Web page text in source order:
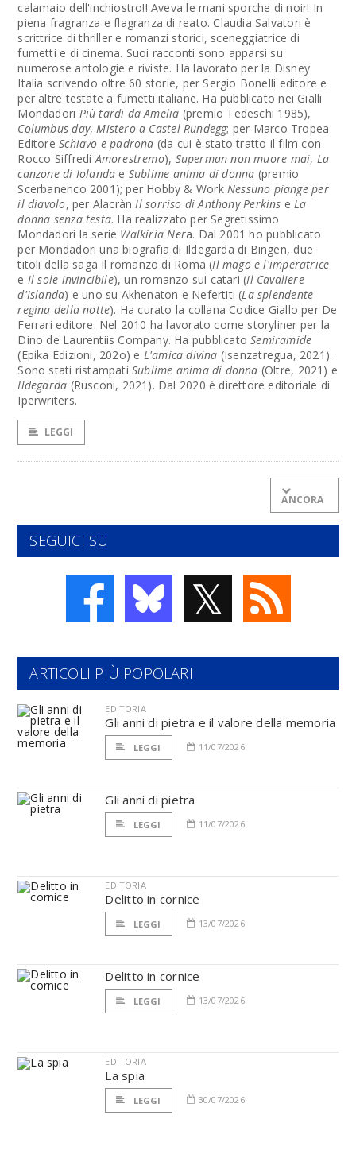
calamaio dell'inchiostro!! Aveva le mani sporche di noir! In
piena fragranza e flagranza di reato. Claudia Salvatori è
scrittrice di thriller e romanzi storici, sceneggiatrice di
fumetti e di cinema. Suoi racconti sono apparsi su
numerose antologie e riviste. Ha lavorato per la Disney
Italia scrivendo oltre 60 storie, per Sergio Bonelli editore e
per altre testate a fumetti italiane. Ha pubblicato nei Gialli
Mondadori Più tardi da Amelia (premio Tedeschi 1985),
Columbus day,Mistero a Castel Rundegg; per Marco Tropea
EditoreSchiavo e padrona (da cui è stato tratto il film con
Rocco SiffrediAmorestremo), Superman non muore mai, La
canzone di Iolanda e Sublime anima di donna (premio
Scerbanenco 2001); per Hobby & Work Nessuno piange per
il diavolo, per AlacrànIl sorriso di Anthony Perkins eLa
donna senza testa. Ha realizzato per Segretissimo
Mondadori la serie Walkiria Nera. Dal 2001 ho pubblicato
per Mondadori una biografia di Ildegarda di Bingen, due
titoli della saga Il romanzo di Roma (Il mago e l'imperatrice
e Il sole invincibile), un romanzo sui catari (Il Cavaliere
d'Islanda) e uno su Akhenaton e Nefertiti (La splendente
regina della notte). Ha curato la collana Codice Giallo per De
Ferrari editore. Nel 2010 ha lavorato come storyliner per la
Dino de Laurentiis Company. Ha pubblicatoSemiramide
(Epika Edizioni, 202o) e L'amica divina (Isenzatregua, 2021).
Sono stati ristampatiSublime anima di donna (Oltre, 2021) e
Ildegarda (Rusconi, 2021). Dal 2020 è direttore editoriale di
Iperwriters.
LEGGI
ANCORA
SEGUICI SU
𝕏
ARTICOLI PIÙ POPOLARI
EDITORIA
Gli anni di pietra e il valore della memoria
LEGGI 11/07/2026
Gli anni di pietra
LEGGI 11/07/2026
EDITORIA
Delitto in cornice
LEGGI 13/07/2026
Delitto in cornice
LEGGI 13/07/2026
EDITORIA
La spia
LEGGI 30/07/2026